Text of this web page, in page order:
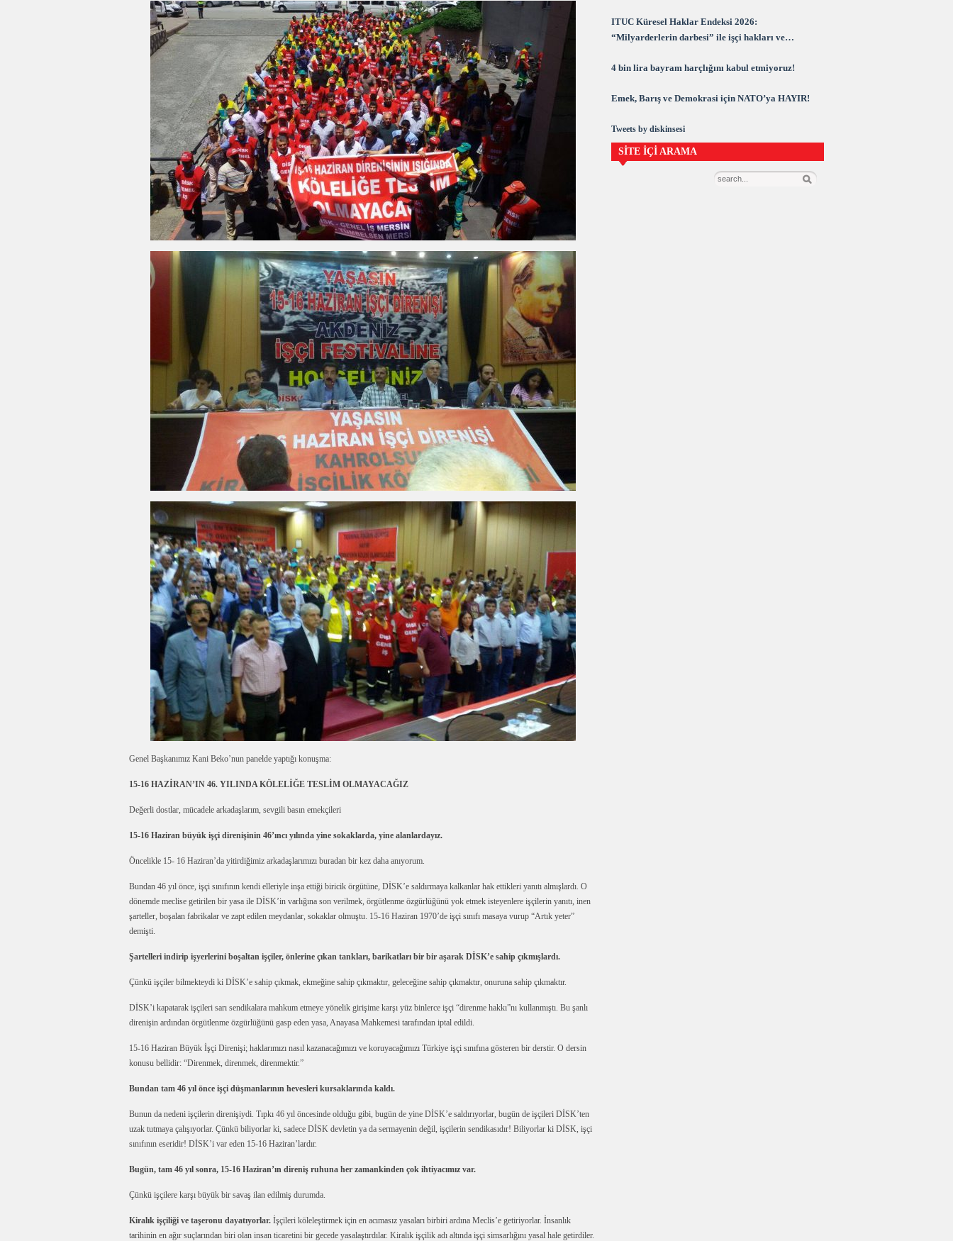
Genel Başkanımız Kani Beko’nun panelde yaptığı konuşma:
15-16 HAZİRAN’IN 46. YILINDAKÖLELİĞE TESLİM OLMAYACAĞIZ
Değerli dostlar, mücadele arkadaşlarım, sevgili basın emekçileri
15-16 Haziran büyük işçi direnişinin 46’ıncı yılında yine sokaklarda, yine alanlardayız.
Öncelikle 15- 16 Haziran’da yitirdiğimiz arkadaşlarımızı buradan bir kez daha anıyorum.
Bundan 46 yıl önce, işçi sınıfının kendi elleriyle inşa ettiği biricik örgütüne, DİSK’e saldırmaya kalkanlar hak ettikleri yanıtı almışlardı. O
dönemde meclise getirilen bir yasa ile DİSK’in varlığına son verilmek, örgütlenme özgürlüğünü yok etmek isteyenlere işçilerin yanıtı, inen
şarteller, boşalan fabrikalar ve zapt edilen meydanlar, sokaklar olmuştu. 15-16 Haziran 1970’de işçi sınıfı masaya vurup “Artık yeter”
demişti.
Şartelleri indirip işyerlerini boşaltan işçiler, önlerine çıkan tankları, barikatları bir bir aşarak DİSK’e sahip çıkmışlardı.
Çünkü işçiler bilmekteydi ki DİSK’e sahip çıkmak, ekmeğine sahip çıkmaktır, geleceğine sahip çıkmaktır, onuruna sahip çıkmaktır.
DİSK’i kapatarak işçileri sarı sendikalara mahkum etmeye yönelik girişime karşı yüz binlerce işçi “direnme hakkı”nı kullanmıştı. Bu şanlı
direnişin ardından örgütlenme özgürlüğünü gasp eden yasa, Anayasa Mahkemesi tarafından iptal edildi.
15-16 Haziran Büyük İşçi Direnişi; haklarımızı nasıl kazanacağımızı ve koruyacağımızı Türkiye işçi sınıfına gösteren bir derstir. O dersin
konusu bellidir: “Direnmek, direnmek, direnmektir.”
Bundan tam 46 yıl önce işçi düşmanlarının hevesleri kursaklarında kaldı.
Bunun da nedeni işçilerin direnişiydi. Tıpkı 46 yıl öncesinde olduğu gibi, bugün de yine DİSK’e saldırıyorlar, bugün de işçileri DİSK’ten
uzak tutmaya çalışıyorlar. Çünkü biliyorlar ki, sadece DİSK devletin ya da sermayenin değil, işçilerin sendikasıdır! Biliyorlar ki DİSK, işçi
sınıfının eseridir! DİSK’i var eden 15-16 Haziran’lardır.
Bugün, tam 46 yıl sonra, 15-16 Haziran’ın direniş ruhuna her zamankinden çok ihtiyacımız var.
Çünkü işçilere karşı büyük bir savaş ilan edilmiş durumda.
Kiralık işçiliği ve taşeronu dayatıyorlar. İşçileri köleleştirmek için en acımasız yasaları birbiri ardına Meclis’e getiriyorlar. İnsanlık
tarihinin en ağır suçlarından biri olan insan ticaretini bir gecede yasalaştırdılar. Kiralık işçilik adı altında işçi simsarlığını yasal hale getirdiler.
ITUC Küresel Haklar Endeksi 2026:
“Milyarderlerin darbesi” ile işçi hakları ve
4 bin lira bayram harçlığını kabul etmiyoruz!
Emek, Barış ve Demokrasi için NATO’ya HAYIR!
Tweets by diskinsesi
SİTE İÇİ ARAMA